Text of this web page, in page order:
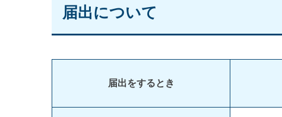
届出について
届出をするとき